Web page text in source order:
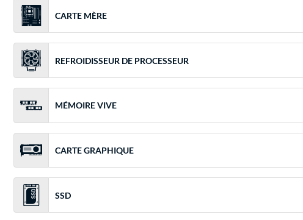
CARTE MÈRE
REFROIDISSEUR DE PROCESSEUR
MÉMOIRE VIVE
CARTE GRAPHIQUE
SSD